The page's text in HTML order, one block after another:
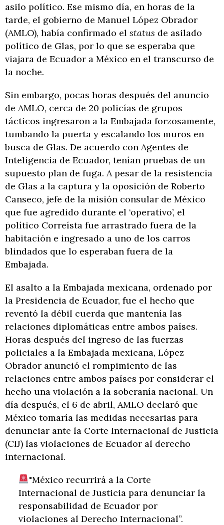
asilo político. Ese mismo día, en horas de la
tarde, el gobierno de Manuel López Obrador
(AMLO), había confirmado el status de asilado
político de Glas, por lo que se esperaba que
viajara de Ecuador a México en el transcurso de
la noche.
Sin embargo, pocas horas después del anuncio
de AMLO, cerca de 20 policías de grupos
tácticos ingresaron a la Embajada forzosamente,
tumbando la puerta y escalando los muros en
busca de Glas. De acuerdo con Agentes de
Inteligencia de Ecuador, tenían pruebas de un
supuesto plan de fuga. A pesar de la resistencia
de Glas a la captura y la oposición de Roberto
Canseco, jefe de la misión consular de México
que fue agredido durante el ‘operativo’, el
político Correísta fue arrastrado fuera de la
habitación e ingresado a uno de los carros
blindados que lo esperaban fuera de la
Embajada.
El asalto a la Embajada mexicana, ordenado por
la Presidencia de Ecuador, fue el hecho que
reventó la débil cuerda que mantenía las
relaciones diplomáticas entre ambos países.
Horas después del ingreso de las fuerzas
policiales a la Embajada mexicana, López
Obrador anunció el rompimiento de las
relaciones entre ambos países por considerar el
hecho una violación a la soberanía nacional. Un
día después, el 6 de abril, AMLO declaró que
México tomaría las medidas necesarias para
denunciar ante la Corte Internacional de Justicia
(CIJ) las violaciones de Ecuador al derecho
internacional.
"México recurrirá a la Corte
Internacional de Justicia para denunciar la
responsabilidad de Ecuador por
violaciones al Derecho Internacional”.